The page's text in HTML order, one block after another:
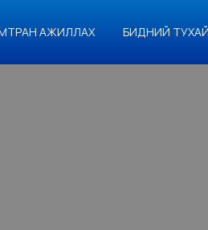
АЖИЛЛАХ БИДНИЙ ТУХАЙ